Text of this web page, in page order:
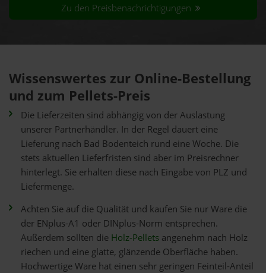
Zu den Preisbenachrichtigungen
Wissenswertes zur Online-Bestellung
und zum Pellets-Preis
Die Lieferzeiten sind abhängig von der Auslastung
unserer Partnerhändler. In der Regel dauert eine
Lieferung nach Bad Bodenteich rund eine Woche. Die
stets aktuellen Lieferfristen sind aber im Preisrechner
hinterlegt. Sie erhalten diese nach Eingabe von PLZ und
Liefermenge.
Achten Sie auf die Qualität und kaufen Sie nur Ware die
der ENplus-A1 oder DINplus-Norm entsprechen.
Außerdem sollten die Holz-Pellets angenehm nach Holz
riechen und eine glatte, glänzende Oberfläche haben.
Hochwertige Ware hat einen sehr geringen Feinteil-Anteil